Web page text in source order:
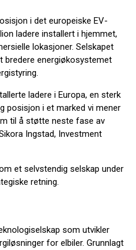
i det europeiske EV-
ladere installert i hjemmet,
lokasjoner. Selskapet
bredere energiøkosystemet
ladere i Europa, en sterk
posisjon i et marked vi mener
til å støtte neste fase av
Ingstad, Investment
et selvstendig selskap under
retning.
som utvikler
for elbiler. Grunnlagt